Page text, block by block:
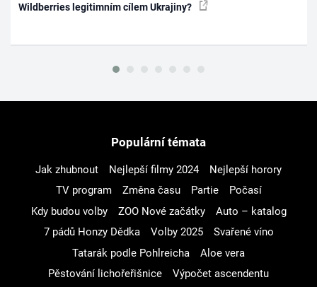
Wildberries legitimním cílem Ukrajiny?
Populární témata
Jak zhubnout Nejlepší filmy 2024
Nejlepší horory
TV program
Změna času Partie
Počasí
Kdy budou volby
ZOO Nové začátky
Auto – katalog
7 pádů Honzy Dědka
Volby 2025
Svařené víno
Tatarák podle Pohlreicha
Aloe vera
Pěstování lichořeřišnice
Výpočet ascendentu